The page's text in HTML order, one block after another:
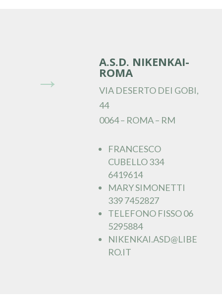
→
A.S.D. NIKENKAI-
ROMA
VIA DESERTO DEI GOBI,
44
0064 – ROMA – RM
FRANCESCO
CUBELLO 334
6419614
MARY SIMONETTI
339 7452827
TELEFONO FISSO 06
5295884
NIKENKAI.ASD@LIBE
RO.IT